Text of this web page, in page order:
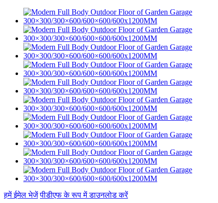
हमें ईमेल भेजें पीडीएफ के रूप में डाउनलोड करें